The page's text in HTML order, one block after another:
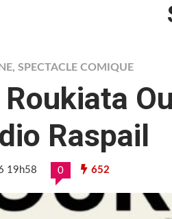
, SPECTACLE COMIQUE
Raspail
19h58 0 652